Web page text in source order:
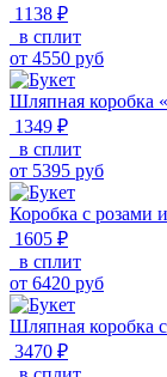
1138 ₽
в сплит
от 4550 руб
Шляпная коробка
1349 ₽
в сплит
от 5395 руб
Коробка с розами
1605 ₽
в сплит
от 6420 руб
Шляпная коробка
3470 ₽